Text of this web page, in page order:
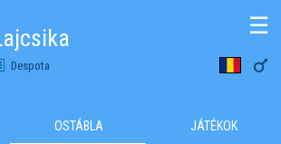
Despota 
☰
OSTÁBLA JÁTÉKOK